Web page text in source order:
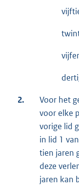
2.
Voor het
voor elke
vorige lid
in lid 1
tien jaren
deze
jaren kan